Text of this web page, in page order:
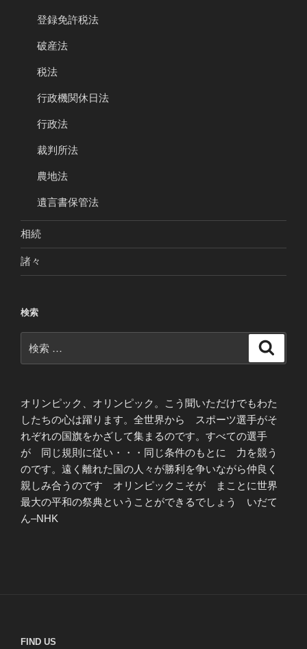
登録免許税法
破産法
税法
行政機関休日法
行政法
裁判所法
農地法
遺言書保管法
相続
諸々
検索
索:
オリンピック、オリンピック。こう聞いただけでもわた
したちの心は躍ります。全世界から スポーツ選手がそ
れぞれの国旗をかざして集まるのです。すべての選手
が 同じ規則に従い・・・同じ条件のもとに 力を競う
のです。遠く離れた国の人々が勝利を争いながら仲良く
親しみ合うのです オリンピックこそが まことに世界
最大の平和の祭典ということができるでしょう いだて
ん–NHK
FIND US